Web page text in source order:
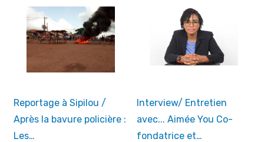
Reportage à Sipilou /
Après la bavure policière :
Les…
Interview/ Entretien
avec... Aimée You Co-
fondatrice et…